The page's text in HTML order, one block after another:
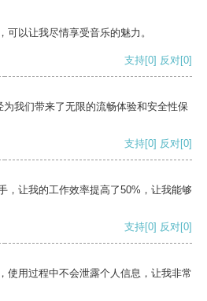
可以让我尽情享受音乐的魅力。
支持[0] 反对[0]
我们带来了无限的流畅体验和安全性保
支持[0] 反对[0]
，让我的工作效率提高了50%，让我能够
支持[0] 反对[0]
使用过程中不会泄露个人信息，让我非常